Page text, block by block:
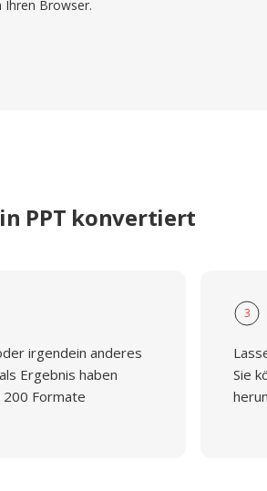
Ihren Browser.
PPT konvertiert
irgendein anderes
Ergebnis haben
Formate
3
Sie